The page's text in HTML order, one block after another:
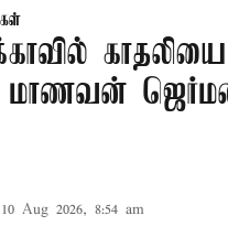
மாணவன்
10 Aug 2026, 8:54 am